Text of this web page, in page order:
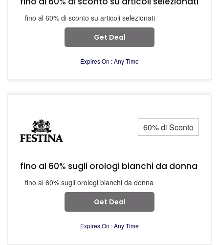
fino al 60% di sconto su articoli selezionati
Get Deal
Expires On : Any Time
60% di Sconto
fino al 60% sugli orologi bianchi da donna
fino al 60% sugli orologi bianchi da donna
Get Deal
Expires On : Any Time